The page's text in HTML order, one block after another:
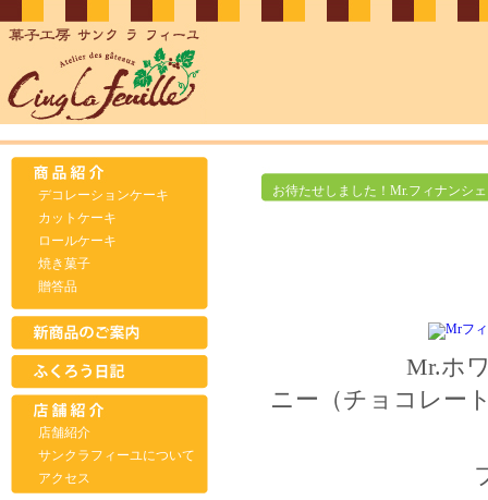
デコレーションケーキ
カットケーキ
ロールケーキ
焼き菓子
贈答品
店舗紹介
サンクラフィーユについて
アクセス
お待たせしました！Mr.フィナンシ
Mr.ホワ
ニー（チョ